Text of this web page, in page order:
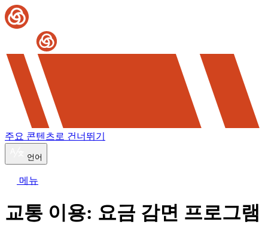
주요 콘텐츠로 건너뛰기
언어
메뉴
교통 이용: 요금 감면 프로그램